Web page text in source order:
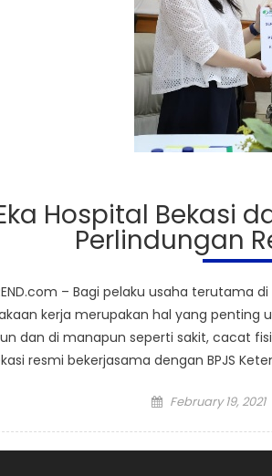
Hospital Bekasi
Perlindungan
– Bagi pelaku usaha terutama
kerja merupakan hal yang penting
dan di manapun seperti sakit, cacat
resmi bekerjasama dengan BPJS
Posted
February 19, 2021